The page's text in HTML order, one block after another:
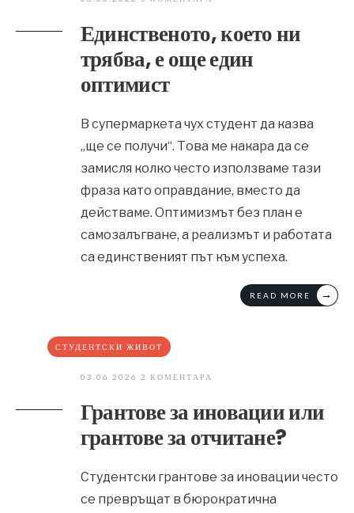
Единственото, което ни
трябва, е още един
оптимист
В супермаркета чух студент да казва
„ще се получи“. Това ме накара да се
замисля колко често използваме тази
фраза като оправдание, вместо да
действаме. Оптимизмът без план е
самозалъгване, а реализмът и работата
са единственият път към успеха.
READ MORE →
СТУДЕНТСКИ ЖИВОТ
03.06.2026 2 КОМЕНТАРА
Грантове за иновации или
грантове за отчитане?
Студентски грантове за иновации често
се превръщат в бюрократична